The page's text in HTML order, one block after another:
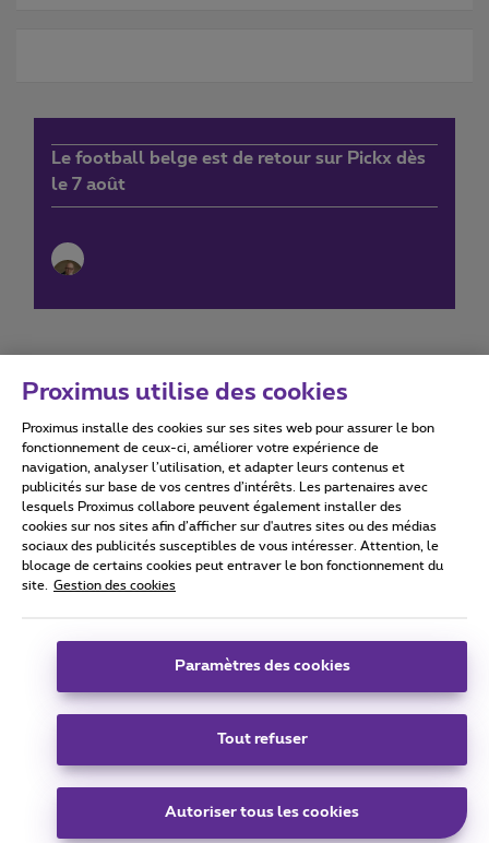
Le football belge est de retour sur Pickx dès
le 7 août
Conditions d'utilisation Accessibility statement
Tous droits réservés. © 2026 Proximus
Conditions générales, info consommateur
Coordonnées de l’entreprise
Boulevard du Roi Albert II 27 - B-1030 Bruxelles.
Carrier & Wholesale Solutions
|Telindus
Proximus utilise des cookies
Proximus installe des cookies sur ses sites web pour assurer le bon
fonctionnement de ceux-ci, améliorer votre expérience de
navigation, analyser l’utilisation, et adapter leurs contenus et
publicités sur base de vos centres d’intérêts. Les partenaires avec
lesquels Proximus collabore peuvent également installer des
cookies sur nos sites afin d’afficher sur d'autres sites ou des médias
sociaux des publicités susceptibles de vous intéresser. Attention, le
blocage de certains cookies peut entraver le bon fonctionnement du
site.
Gestion des cookies
Paramètres des cookies
Tout refuser
Autoriser tous les cookies